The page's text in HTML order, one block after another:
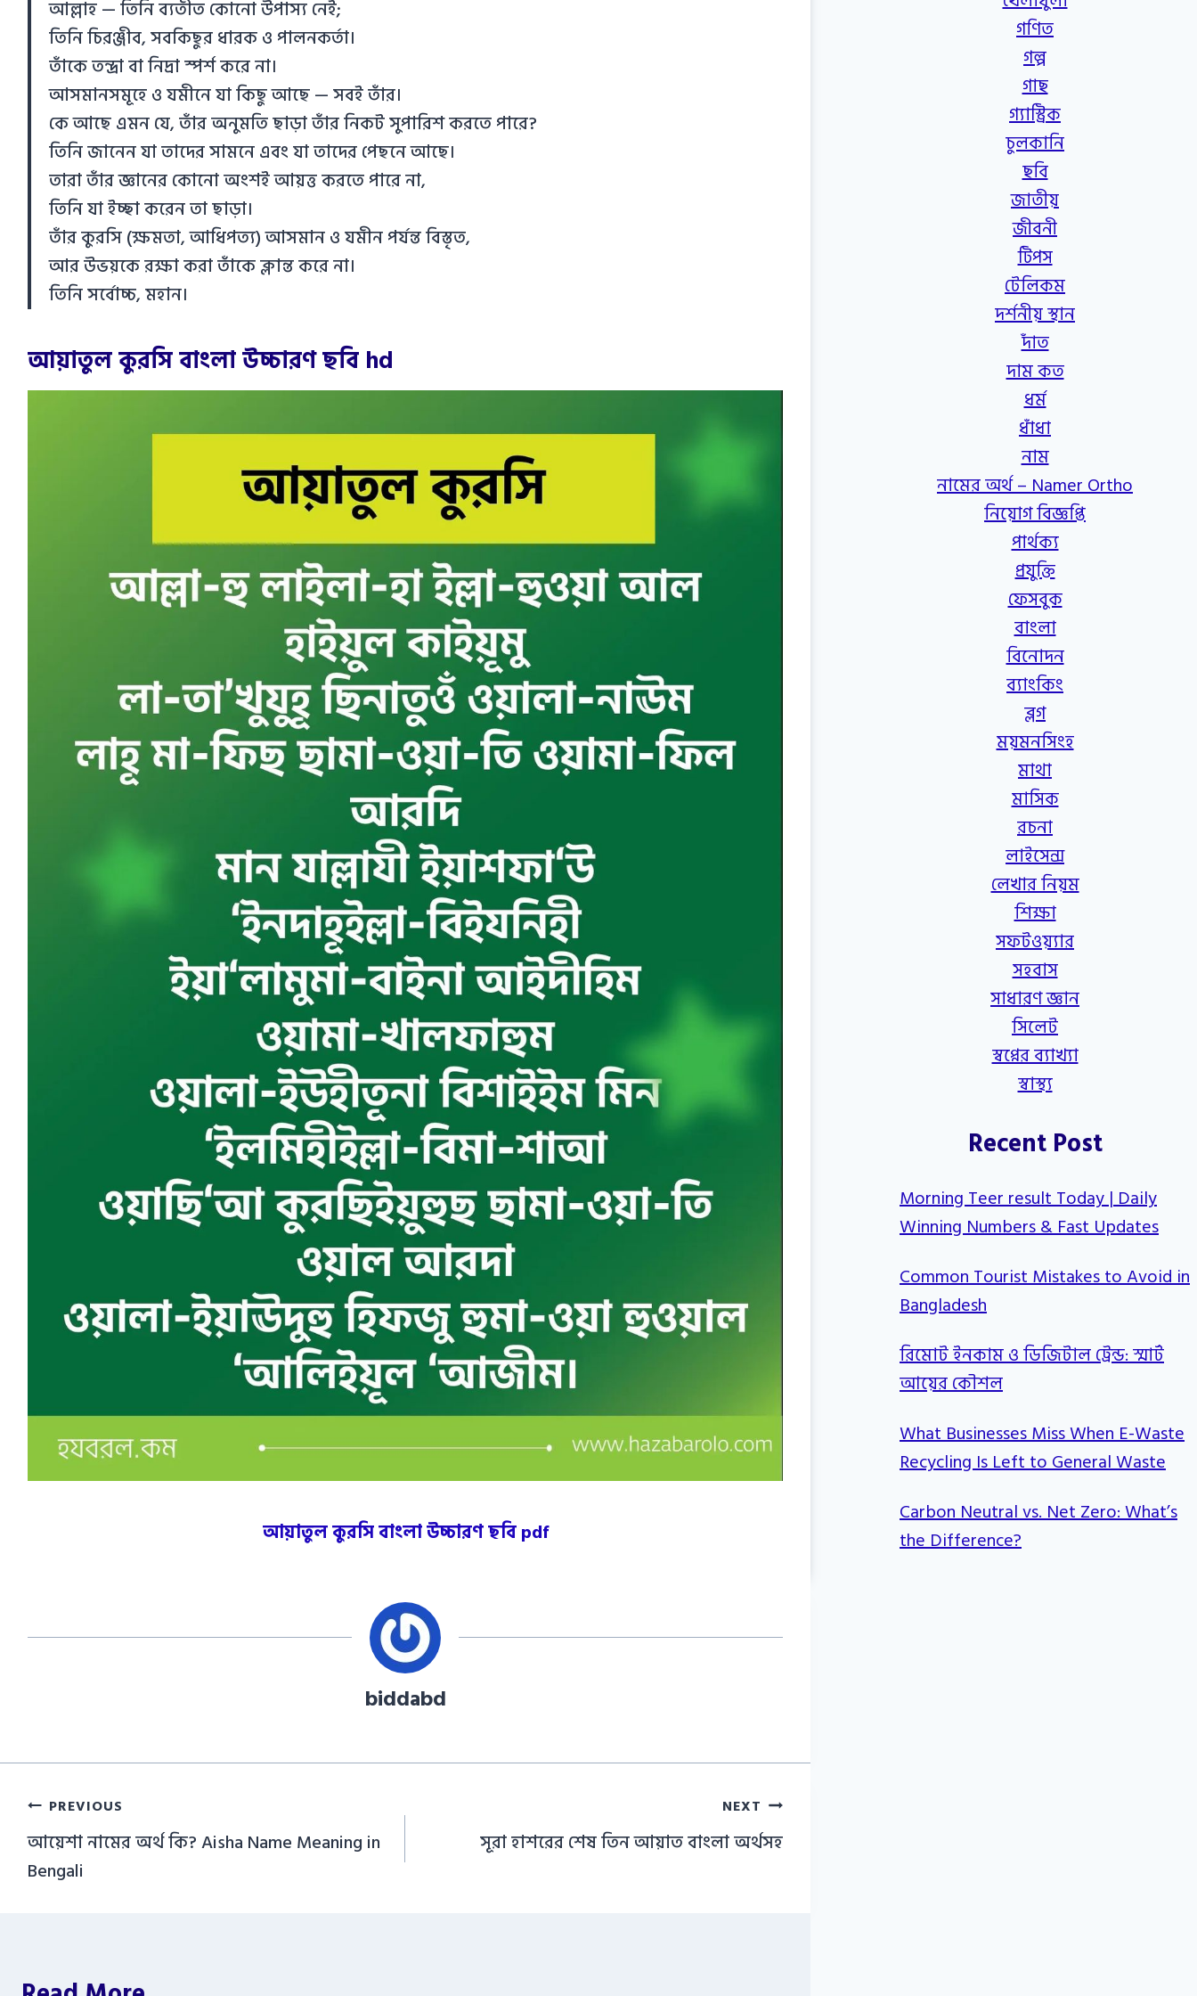
আল্লাহ — তিনি ব্যতীত কোনো উপাস্য নেই;
তিনি চিরঞ্জীব, সবকিছুর ধারক ও পালনকর্তা।
তাঁকে তন্দ্রা বা নিদ্রা স্পর্শ করে না।
আসমানসমূহে ও যমীনে যা কিছু আছে — সবই তাঁর।
কে আছে এমন যে, তাঁর অনুমতি ছাড়া তাঁর নিকট সুপারিশ করতে পারে?
তিনি জানেন যা তাদের সামনে এবং যা তাদের পেছনে আছে।
তারা তাঁর জ্ঞানের কোনো অংশই আয়ত্ত করতে পারে না,
তিনি যা ইচ্ছা করেন তা ছাড়া।
তাঁর কুরসি (ক্ষমতা, আধিপত্য) আসমান ও যমীন পর্যন্ত বিস্তৃত,
আর উভয়কে রক্ষা করা তাঁকে ক্লান্ত করে না।
তিনি সর্বোচ্চ, মহান।
আয়াতুল কুরসি বাংলা উচ্চারণ ছবি hd
আয়াতুল কুরসি বাংলা উচ্চারণ ছবি pdf
biddabd
Post
navigation
PREVIOUS
আয়েশা নামের অর্থ কি? Aisha Name Meaning in
Bengali
NEXT
সূরা হাশরের শেষ তিন আয়াত বাংলা অর্থসহ
গণিত
গল্প
গাছ
গ্যাস্ট্রিক
চুলকানি
ছবি
জাতীয়
জীবনী
টিপস
টেলিকম
দর্শনীয় স্থান
দাঁত
দাম কত
ধর্ম
ধাঁধা
নাম
নামের অর্থ – Namer Ortho
নিয়োগ বিজ্ঞপ্তি
পার্থক্য
প্রযুক্তি
ফেসবুক
বাংলা
বিনোদন
ব্যাংকিং
ব্লগ
ময়মনসিংহ
মাথা
মাসিক
রচনা
লাইসেন্স
লেখার নিয়ম
শিক্ষা
সফটওয়্যার
সহবাস
সাধারণ জ্ঞান
সিলেট
স্বপ্নের ব্যাখ্যা
স্বাস্থ্য
Recent Post
Morning Teer result Today | Daily
Winning Numbers & Fast Updates
Common Tourist Mistakes to Avoid in
Bangladesh
রিমোট ইনকাম ও ডিজিটাল ট্রেন্ড: স্মার্ট
আয়ের কৌশল
What Businesses Miss When E-Waste
Recycling Is Left to General Waste
Carbon Neutral vs. Net Zero: What’s
the Difference?